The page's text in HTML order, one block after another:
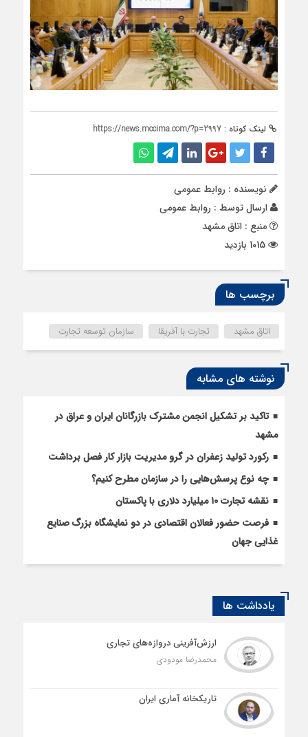
لینک کوتاه : https://news.mccima.com/?p=2997
نویسنده : روابط عمومی
ارسال توسط : روابط عمومی
منبع : اتاق مشهد
برچسب ها
اتاق مشهد تجارت با آفریقا سازمان توسعه تجارت
نوشته های مشابه
تاکید بر تشکیل انجمن مشترک بازرگانان ایران و عراق در
مشهد
رکورد تولید زعفران در گرو مدیریت بازار کار فصل برداشت
چه نوع پرسش‌هایی را در سازمان مطرح کنیم؟
نقشه تجارت ۱۰‌ میلیارد دلاری با پاکستان
فرصت حضور فعالان اقتصادی در دو نمایشگاه بزرگ صنایع
غذایی جهان
یادداشت ها
ارزش‌آفرینی دروازه‌های تجاری
محمدرضا مودودی
تاریکخانه آماری ایران